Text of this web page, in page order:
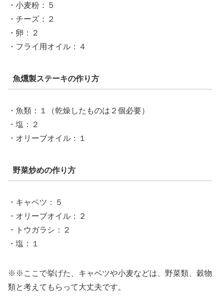
・小麦粉：５
・チーズ：２
・卵：２
・フライ用オイル：４
魚燻製ステーキの作り方
・魚類：１（乾燥したものは２個必要）
・塩：２
・オリーブオイル：１
野菜炒めの作り方
・キャベツ：５
・オリーブオイル：２
・トウガラシ：２
・塩：１
※※ここで挙げた、キャベツや小麦などは、野菜類、穀物
類と考えてもらって大丈夫です。